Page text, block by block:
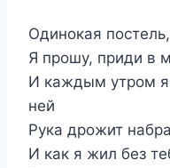
Одинокая
Я прошу, приди в
И каждым утром
ней
Рука дрожит
И как я жил без